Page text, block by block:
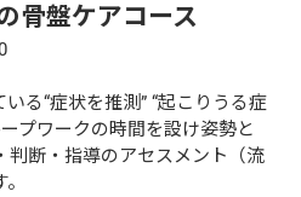
骨盤ケアコース
る“症状を推測” “起こりうる症
プワークの時間を設け姿勢と
判断・指導のアセスメント（流